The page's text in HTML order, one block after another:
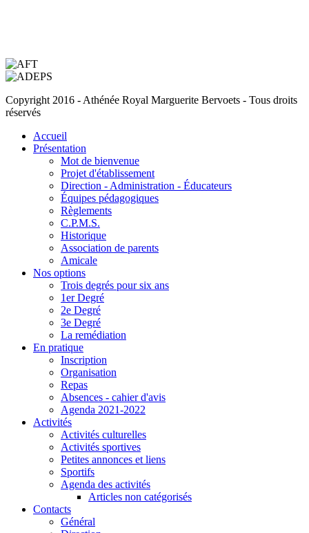
Copyright 2016 - Athénée Royal Marguerite Bervoets - Tous droits
réservés
Accueil
Présentation
Mot de bienvenue
Projet d'établissement
Direction - Administration - Éducateurs
Équipes pédagogiques
Règlements
C.P.M.S.
Historique
Association de parents
Amicale
Nos options
Trois degrés pour six ans
1er Degré
2e Degré
3e Degré
La remédiation
En pratique
Inscription
Organisation
Repas
Absences - cahier d'avis
Agenda 2021-2022
Activités
Activités culturelles
Activités sportives
Petites annonces et liens
Sportifs
Agenda des activités
Articles non catégorisés
Contacts
Général